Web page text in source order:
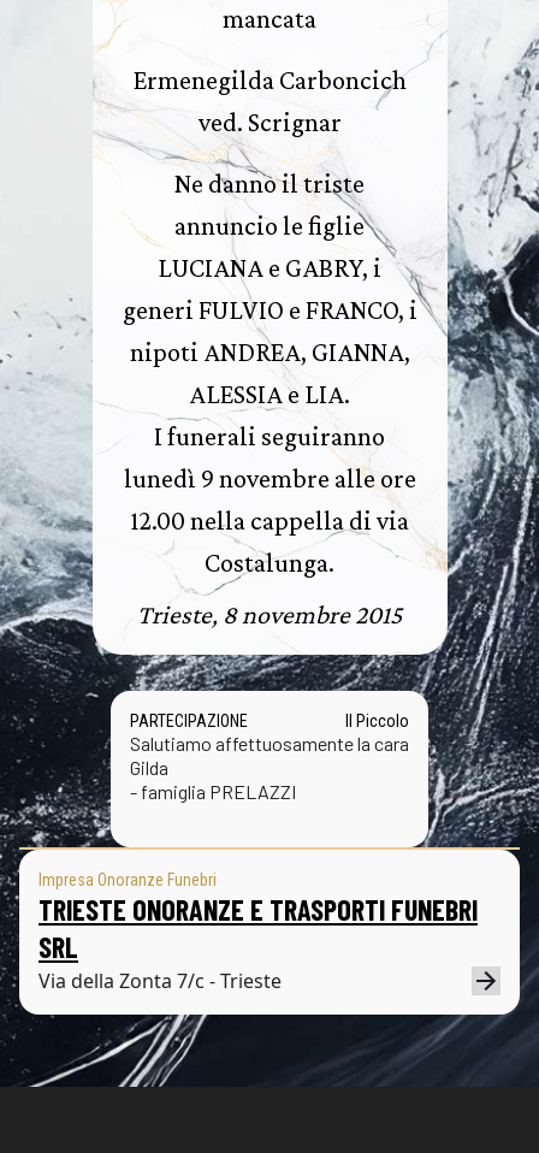
mancata
Ermenegilda Carboncich
ved. Scrignar
Ne danno il triste
annuncio le figlie
LUCIANA e GABRY, i
generi FULVIO e FRANCO, i
nipoti ANDREA, GIANNA,
ALESSIA e LIA.
I funerali seguiranno
lunedì 9 novembre alle ore
12.00 nella cappella di via
Costalunga.
Trieste, 8 novembre 2015
PARTECIPAZIONE Il Piccolo
Salutiamo affettuosamente la cara
Gilda
- famiglia PRELAZZI
Impresa Onoranze Funebri
TRIESTE ONORANZE E TRASPORTI FUNEBRI
SRL
Via della Zonta 7/c - Trieste